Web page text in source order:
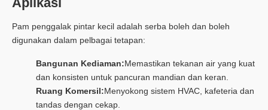
Pam penggalak pintar kecil adalah serba boleh dan boleh
digunakan dalam pelbagai tetapan:
Bangunan Kediaman:Memastikan tekanan air yang kuat
dan konsisten untuk pancuran mandian dan keran.
Ruang Komersil:Menyokong sistem HVAC, kafeteria dan
tandas dengan cekap.